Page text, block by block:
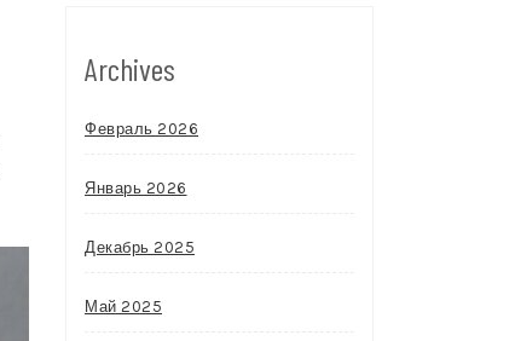
Archives
Февраль 2026
Январь 2026
Декабрь 2025
Май 2025